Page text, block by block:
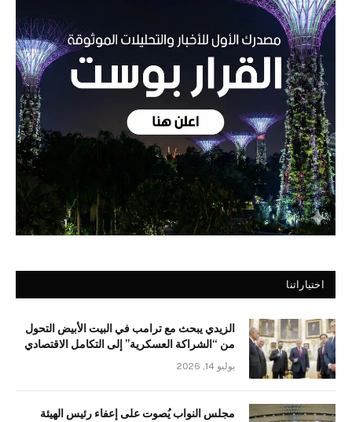
اختياراتنا
الزيدي يبحث مع ترامب في البيت الأبيض التحول
من “الشراكة العسكرية” إلى التكامل الاقتصادي
يوليو 14, 2026
مجلس النواب يُصوت على إعفاء رئيس الهيئة